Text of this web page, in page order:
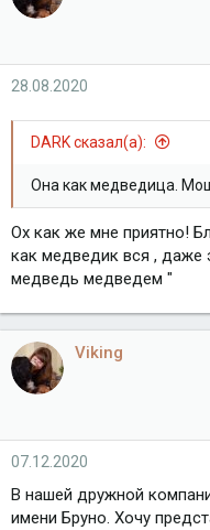
и
28.08.2020
DARK сказал(а):
Она как медведица.
Ох как же мне приятно!
как медведик вся , даже
медведь медведем "
Viking
07.12.2020
В нашей дружной
имени Бруно. Хочу